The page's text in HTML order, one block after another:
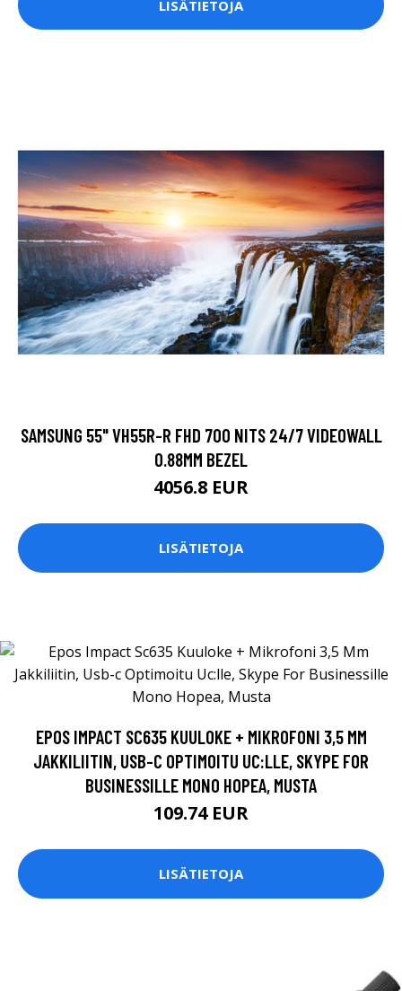
LISÄTIETOJA
SAMSUNG 55" VH55R-R FHD 700 NITS 24/7 VIDEOWALL
0.88MM BEZEL
4056.8 EUR
LISÄTIETOJA
EPOS IMPACT SC635 KUULOKE + MIKROFONI 3,5 MM
JAKKILIITIN, USB-C OPTIMOITU UC:LLE, SKYPE FOR
BUSINESSILLE MONO HOPEA, MUSTA
109.74 EUR
LISÄTIETOJA